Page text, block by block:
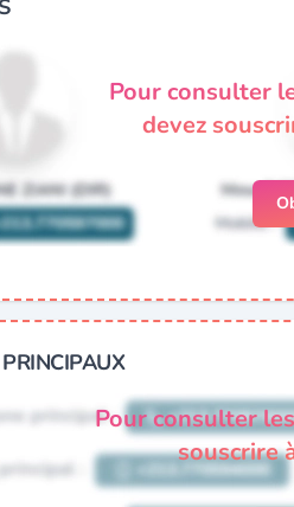
Pour consulter
devez
Pour consulter
souscrire